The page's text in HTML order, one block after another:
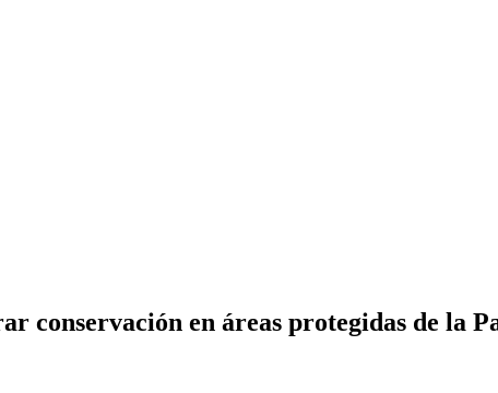
conservación en áreas protegidas de la